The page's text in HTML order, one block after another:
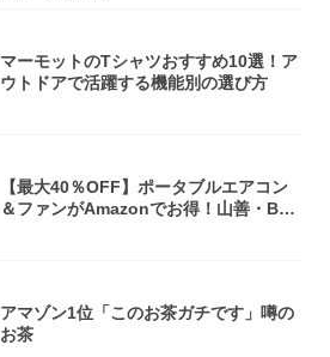
マーモットのTシャツおすすめ10選！ア
ウトドアで活躍する機能別の選び方
【最大40％OFF】ポータブルエアコン
＆ファンがAmazonでお得！山善・Bo
アマゾン1位「このお茶ガチです」噂の
お茶